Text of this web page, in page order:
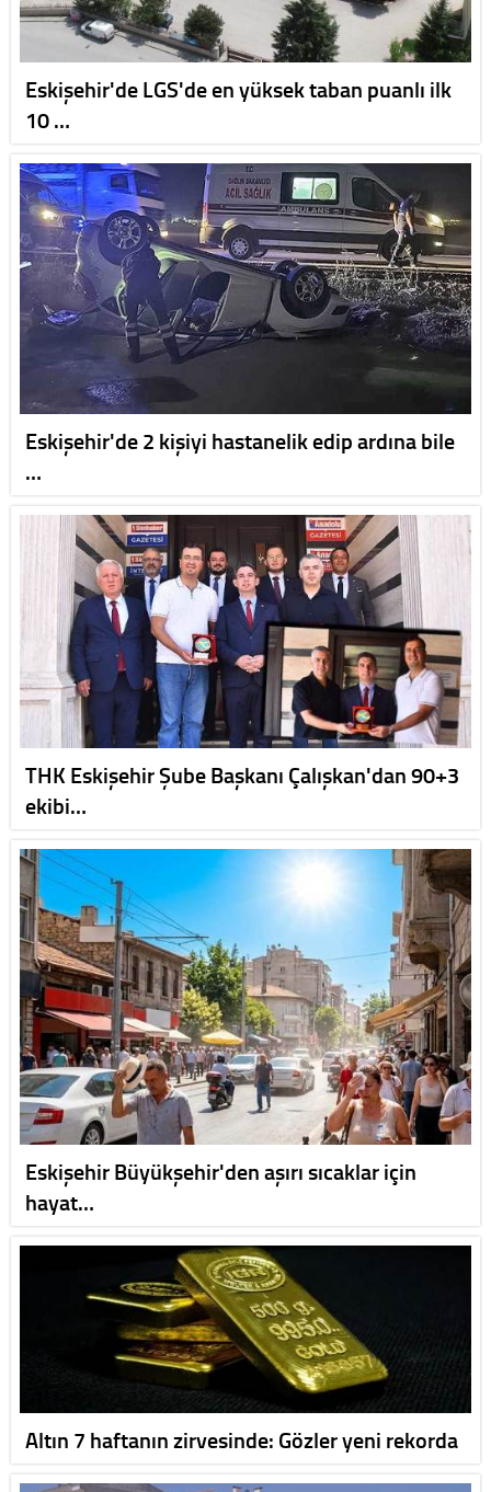
Eskişehir'de LGS'de en yüksek taban puanlı ilk
10 …
Eskişehir'de 2 kişiyi hastanelik edip ardına bile
…
THK Eskişehir Şube Başkanı Çalışkan'dan 90+3
ekibi…
Eskişehir Büyükşehir'den aşırı sıcaklar için
hayat…
Altın 7 haftanın zirvesinde: Gözler yeni rekorda